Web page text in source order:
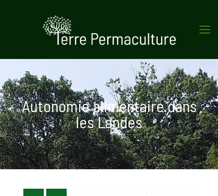
Autonomie alimentaire dans
les Landes